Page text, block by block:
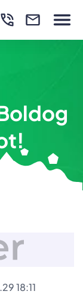
18:11